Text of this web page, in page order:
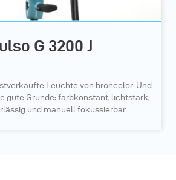
G 3200 J
Leuchte von broncolor. Und
gute Gründe: farbkonstant, lichtstark,
und manuell fokussierbar.